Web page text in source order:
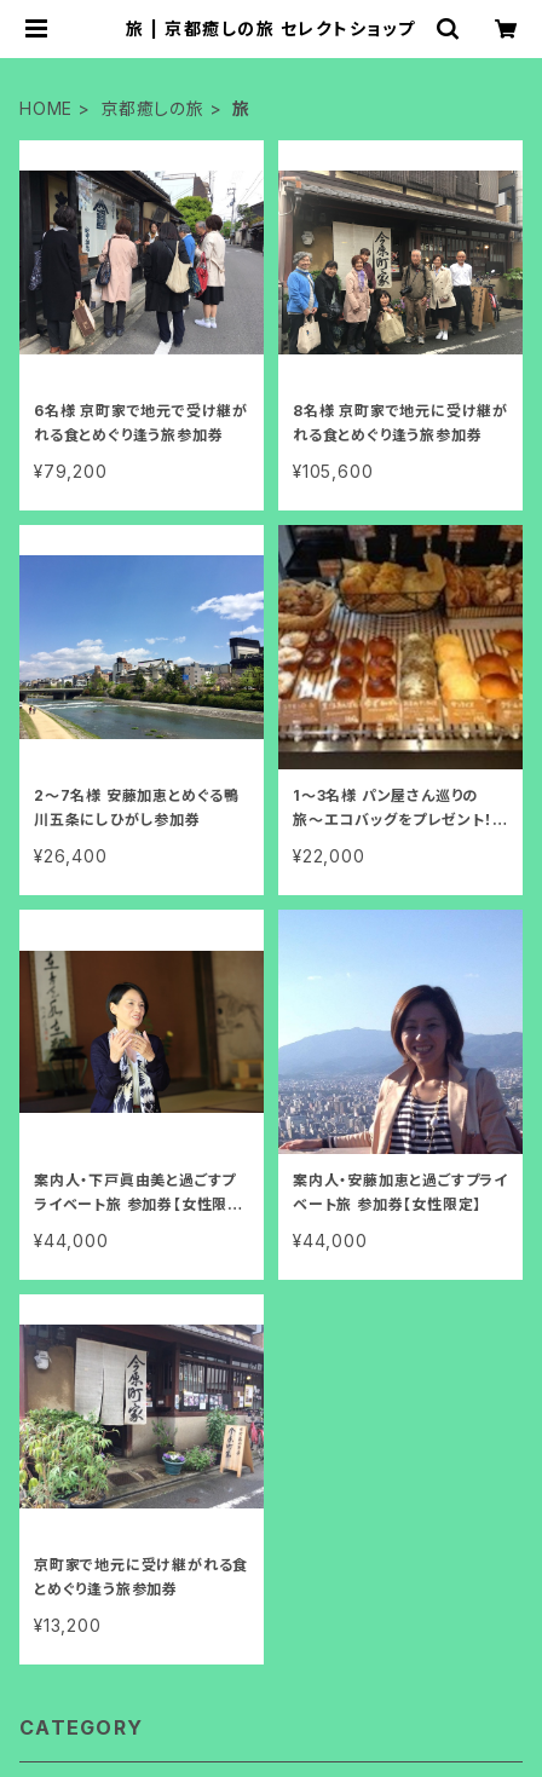
旅 | 京都癒しの旅 セレクトショップ
HOME 京都癒しの旅 旅
6名様 京町家で地元で受け継が
れる食とめぐり逢う旅参加券
¥79,200
8名様 京町家で地元に受け継が
れる食とめぐり逢う旅参加券
¥105,600
2〜7名様 安藤加恵とめぐる鴨
川五条にしひがし参加券
¥26,400
1〜3名様 パン屋さん巡りの
旅〜エコバッグをプレゼント！
¥22,000
案内人・下戸眞由美と過ごすプ
ライベート旅 参加券【女性限
¥44,000
案内人・安藤加恵と過ごすプライ
ベート旅 参加券【女性限定】
¥44,000
京町家で地元に受け継がれる食
とめぐり逢う旅参加券
¥13,200
CATEGORY